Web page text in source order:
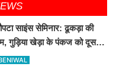
साइंस सेमिनार: ढूकड़ा की
गुड़िया खेड़ा के पंकज को दूसरा